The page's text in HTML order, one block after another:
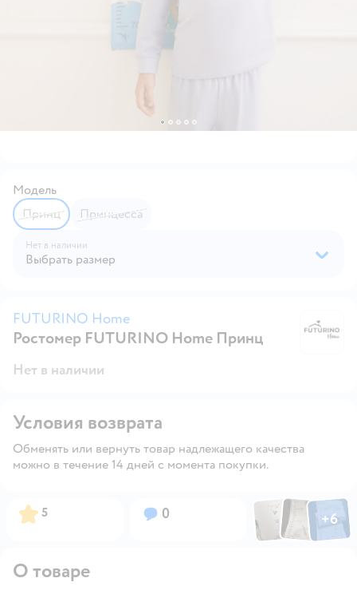
Модель
Принц
Принцесса
Нет в наличии
Выбрать размер
FUTURINO Home
Ростомер FUTURINO Home Принц
Нет в наличии
Условия возврата
Обменять или вернуть товар надлежащего качества
можно в течение 14 дней с момента покупки.
Рейтинг:
5 Вопросов:
0 ФотоФотоФото
+6
Открыть
О товаре